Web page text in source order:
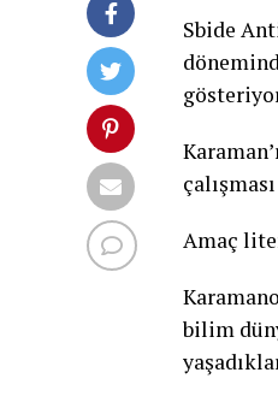
Sbide
Amaç
bilim